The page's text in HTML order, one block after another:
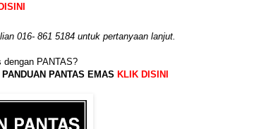
016- 861 5184 untuk pertanyaan lanjut.
dengan PANTAS?
PANDUAN PANTAS EMAS KLIK DISINI